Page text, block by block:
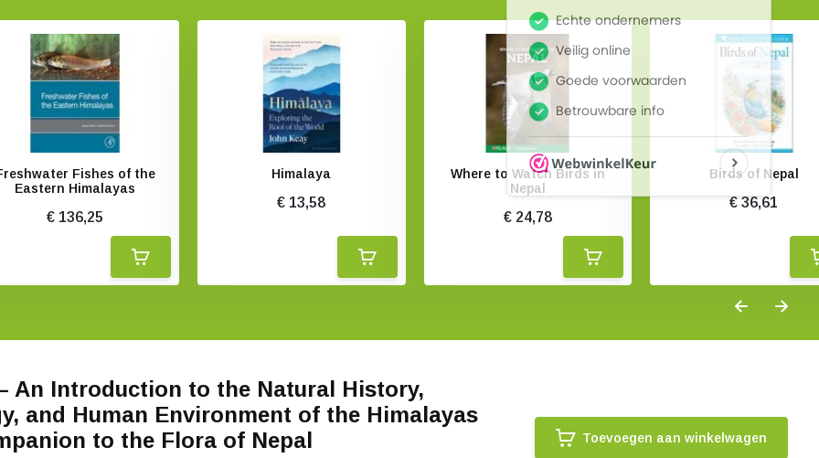
Fishes of the
Eastern Himalayas
€ 136,25
Himalaya
€ 13,58
Where to Watch Birds in
Nepal
€ 24,78
Birds of Nepal
€ 36,61
An Introduction to the Natural History,
and Human Environment of the Himalayas
to the Flora of Nepal
Toevoegen aan winkelwagen